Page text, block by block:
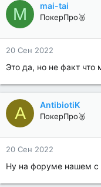
M mai-tai
ПокерПро🥈
20 Сен 2022
Это да, но не факт что
A AntibiotiK
ПокерПро🥈
20 Сен 2022
Ну на форуме нашем с